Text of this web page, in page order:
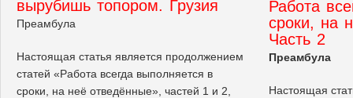
вырубишь топором. Грузия
Преамбула
Настоящая статья является продолжением
статей «Работа всегда выполняется в
сроки, на неё отведённые», частей 1 и 2,
Работа
сроки, на
Часть 2
Преамбула
Настоящая